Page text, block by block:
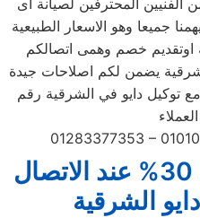
الفنيين المحترفين لصيانة اى
جميعا وهو الاسعار الطبيعية
اوتقديم خصم وهمى اتصالكم
يضمن لكم اصلاحات جيدة
توكيل دايو في الشرقية رقم
01283377353 –
خصومات تصل الى 30% عند الاتصال
الشرقية